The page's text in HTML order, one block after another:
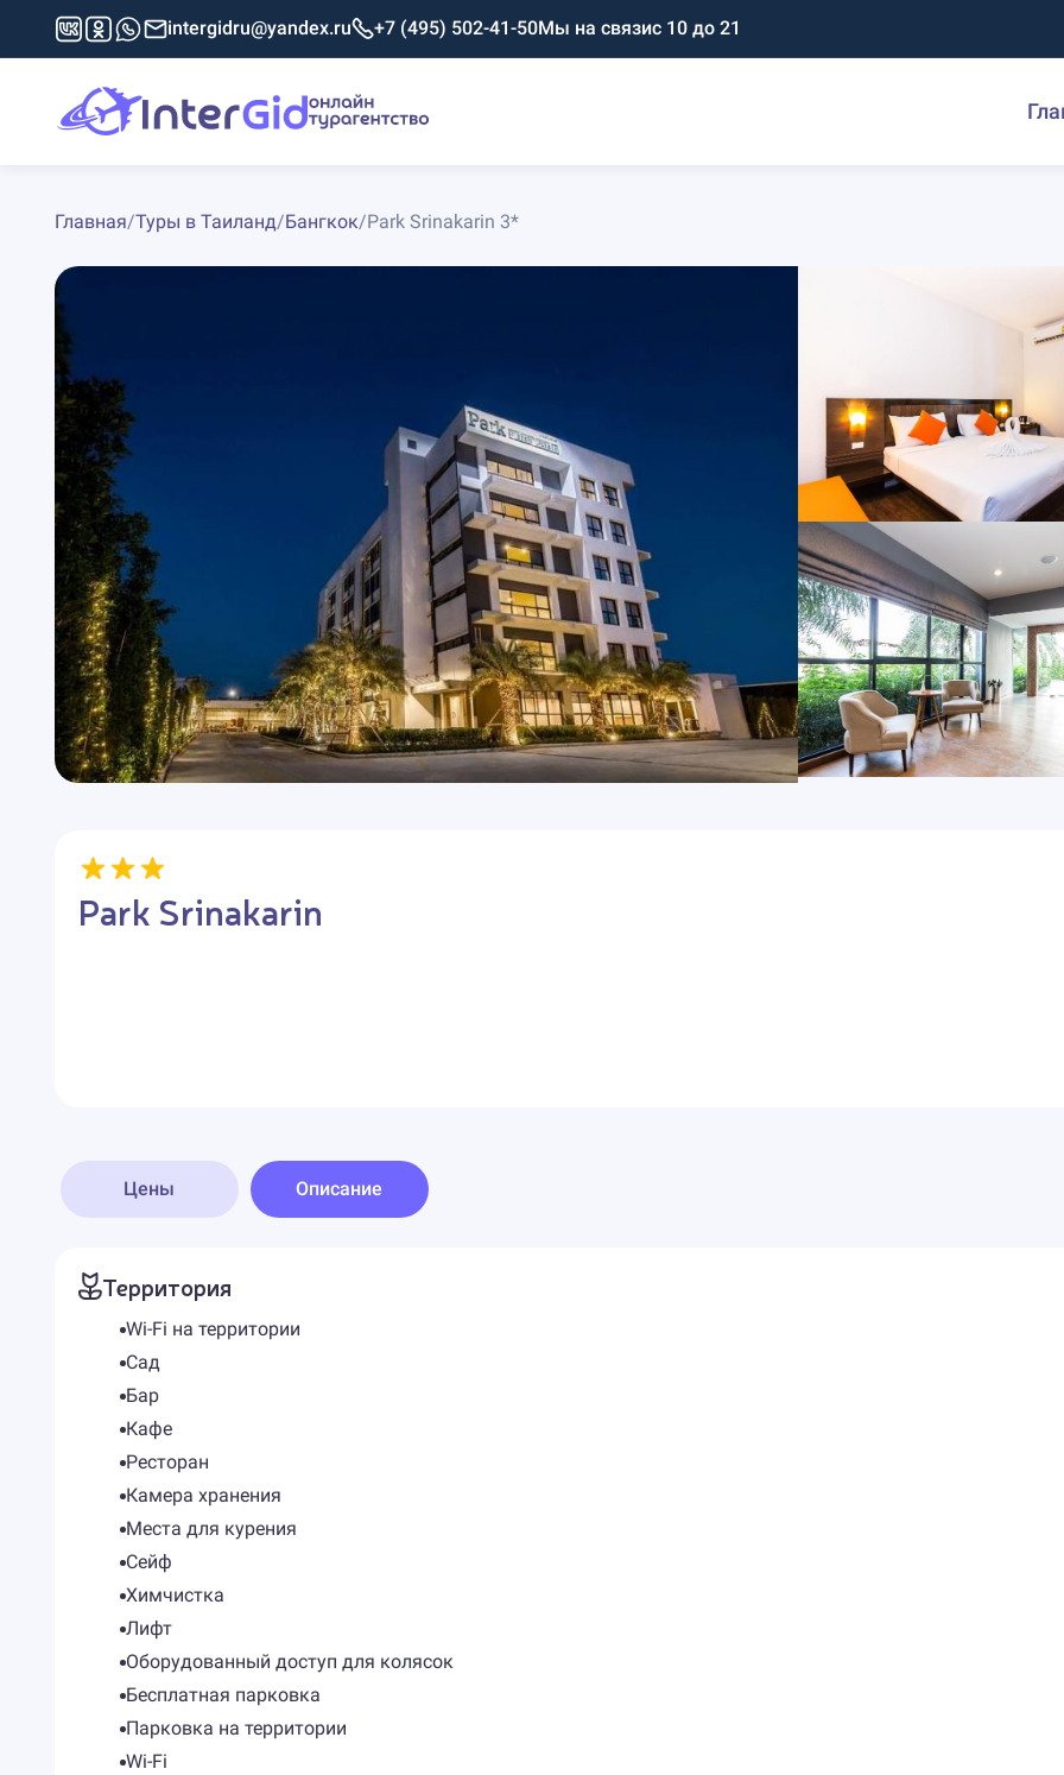
intergidru@yandex.ru +7 (495) 502-41-50Мы на связис 10 до 21
Главная/Туры в Таиланд/Бангкок/Park Srinakarin 3*
Park Srinakarin
Цены Описание
Территория
Wi-Fi на территории
Сад
Бар
Кафе
Ресторан
Камера хранения
Места для курения
Сейф
Химчистка
Лифт
Оборудованный доступ для колясок
Бесплатная парковка
Парковка на территории
Wi-Fi